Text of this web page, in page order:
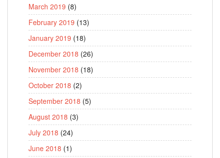
March 2019 (8)
February 2019 (13)
January 2019 (18)
December 2018 (26)
November 2018 (18)
October 2018 (2)
September 2018 (5)
August 2018 (3)
July 2018 (24)
June 2018 (1)